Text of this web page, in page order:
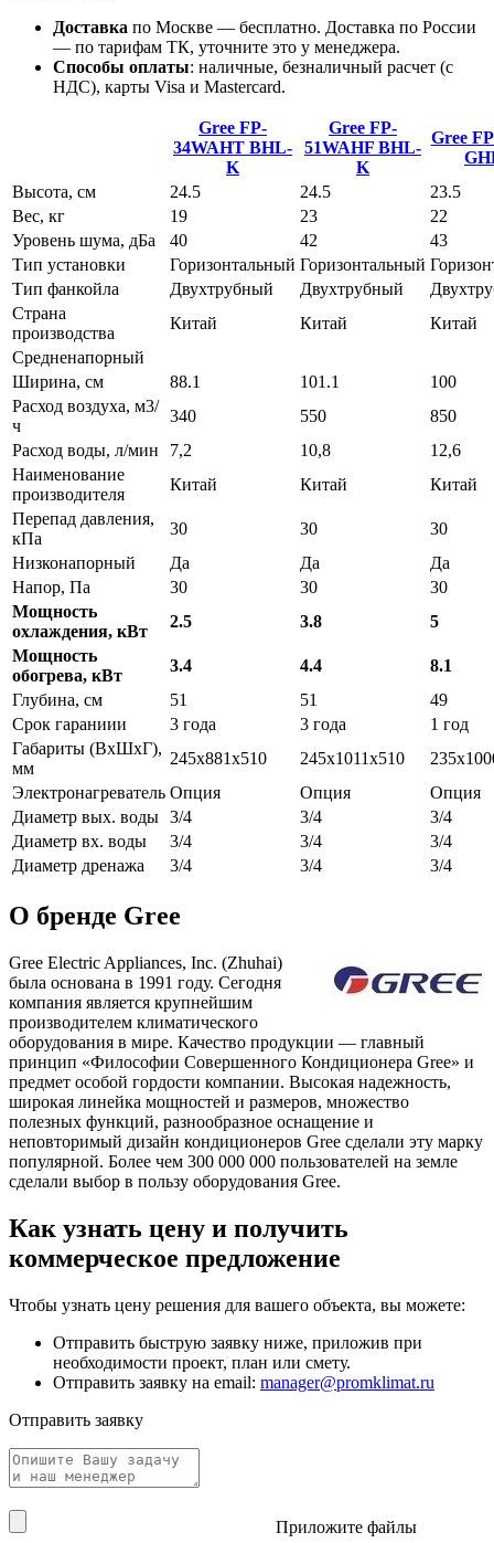
Доставка по Москве — бесплатно. Доставка по России
— по тарифам ТК, уточните это у менеджера.
Способы оплаты: наличные, безналичный расчет (с
НДС), карты Visa и Mastercard.
Gree FP-
34WAHT BHL-
K
Gree FP-
51WAHF BHL-
K
Gree
Высота, см
24.5 24.5
23.5
Вес, кг
19 23
22
Уровень шума, дБа
40 42
43
Тип установки
Горизонтальный Горизонтальный
Тип фанкойла
Двухтрубный Двухтрубный
Страна
производства
Китай Китай
Китай
Средненапорный
Ширина, см
88.1 101.1
100
Расход воздуха, м3/
ч
340 550
850
Расход воды, л/мин
7,2 10,8
12,6
Наименование
производителя
Китай Китай
Китай
Перепад давления,
кПа
30 30
30
Низконапорный
Да Да
Да
Напор, Па
30 30
30
Мощность
охлаждения, кВт
2.5 3.8
5
Мощность
обогрева, кВт
3.4 4.4
8.1
Глубина, см
51 51
49
Срок гараниии
3 года 3 года
1 год
Габариты (ВxШxГ),
мм
245x881x510 245x1011x510
Электронагреватель Опция Опция
Опция
Диаметр вых. воды 3/4 3/4
3/4
Диаметр вх. воды
3/4 3/4
3/4
Диаметр дренажа
3/4 3/4 3/4
О бренде Gree
Gree Electric Appliances, Inc. (Zhuhai)
была основана в 1991 году. Сегодня
компания является крупнейшим
производителем климатического
оборудования в мире. Качество продукции — главный
принцип «Философии Совершенного Кондиционера Gree» и
предмет особой гордости компании. Высокая надежность,
широкая линейка мощностей и размеров, множество
полезных функций, разнообразное оснащение и
неповторимый дизайн кондиционеров Gree сделали эту марку
популярной. Более чем 300 000 000 пользователей на земле
сделали выбор в пользу оборудования Gree.
Как узнать цену и получить
коммерческое предложение
Чтобы узнать цену решения для вашего объекта, вы можете:
Отправить быструю заявку ниже, приложив при
необходимости проект, план или смету.
Отправить заявку на email: manager@promklimat.ru
Отправить заявку
Приложите файлы